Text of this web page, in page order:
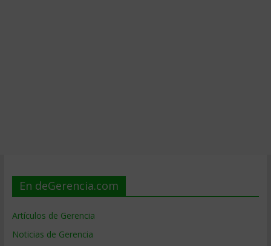
En deGerencia.com
Artículos de Gerencia
Noticias de Gerencia